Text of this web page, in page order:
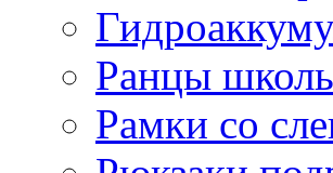
Ранцы
Рамки со